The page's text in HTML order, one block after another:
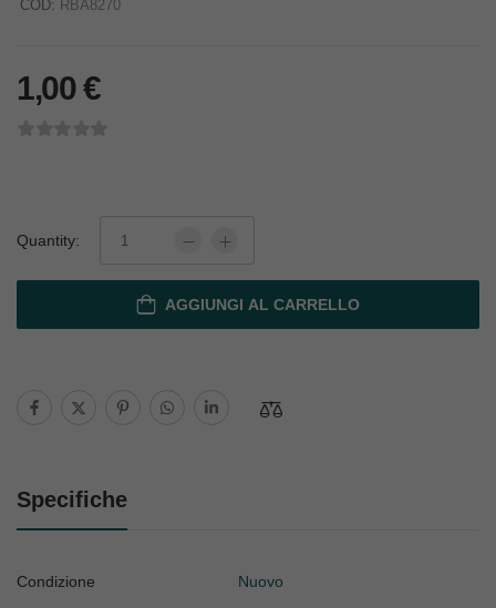
COD: RBA8270
1,00€
Quantity:
AGGIUNGI AL CARRELLO
Specifiche
Condizione Nuovo